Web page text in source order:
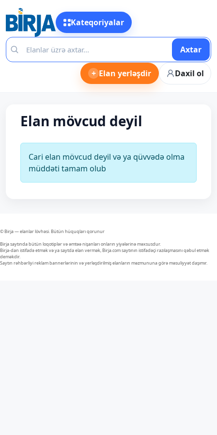
Kateqoriyalar
Axtar
+ Elan yerləşdir Daxil ol
Elan mövcud deyil
Cari elan mövcud deyil və ya qüvvədə olma
müddəti tamam olub
© Birja — elanlar lövhəsi. Bütün hüquqları qorunur
Birja saytında bütün loqotiplər və əmtəə nişanları onların yiyələrinə məxsusdur.
Birja-dan istifadə etmək və ya saytda elan vermək, Birja.com saytının istifadəçi razılaşmasını qəbul etmək
deməkdir.
Saytın rəhbərliyi reklam bannerlərinin və yerləşdirilmiş elanların məzmununa görə məsuliyyət daşımır.